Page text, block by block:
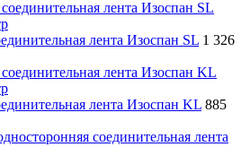
лента Изоспан SL 1 326
лента Изоспан KL 885